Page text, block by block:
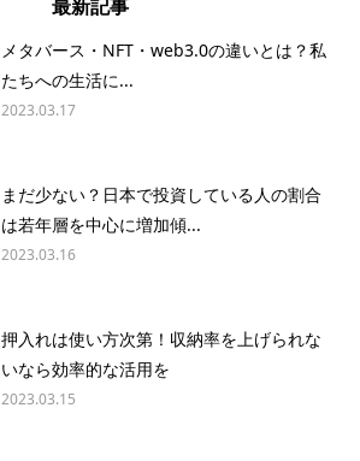
最新記事
メタバース・NFT・web3.0の違いとは？私
たちへの生活に...
2023.03.17
まだ少ない？日本で投資している人の割合
は若年層を中心に増加傾...
2023.03.16
押入れは使い方次第！収納率を上げられな
いなら効率的な活用を
2023.03.15